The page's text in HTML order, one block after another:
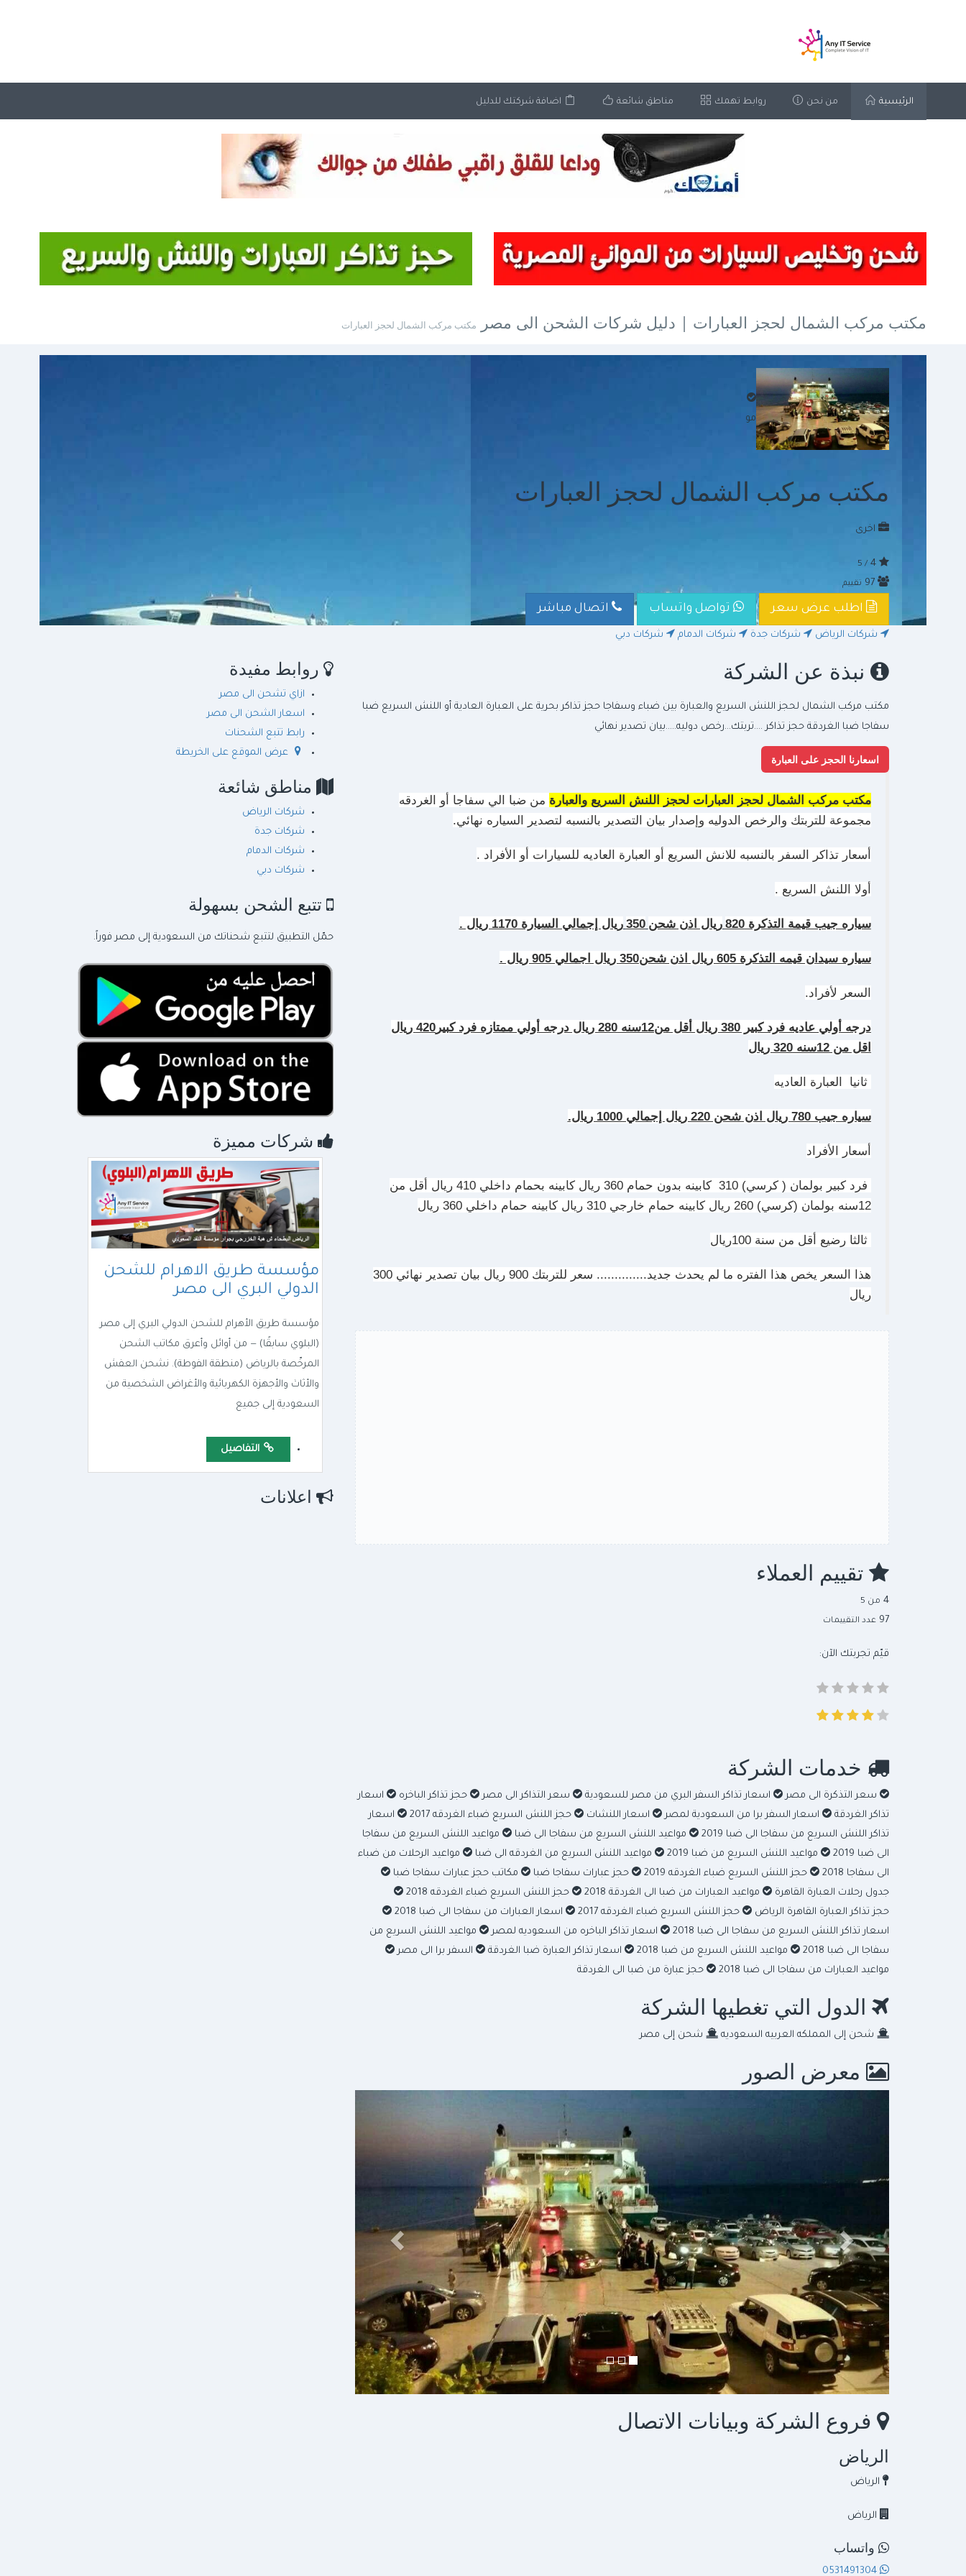
الرئيسية من نحن روابط تهمك مناطق شائعة اضافة شركتك للدليل
مكتب مركب الشمال لحجز العبارات | دليل شركات الشحن الى مصر مكتب مركب الشمال لحجز العبارات
موثق
مكتب مركب الشمال لحجز العبارات
اخرى
4
/ 5
97 تقييم
اطلب عرض سعر تواصل واتساب اتصال مباشر
شركات الرياض شركات جدة شركات الدمام شركات دبي
نبذة عن الشركة
مكتب مركب الشمال لحجز اللنش السريع والعبارة بين ضباء وسفاجا حجز تذاكر بحرية على العبارة العادية أو اللنش السريع ضبا
سفاجا ضبا الغردقة حجز تذاكر ....تربتك...رخص دوليه.....بيان تصدير نهائي
اسعارنا الحجز على العبارة
مكتب مركب الشمال لحجز العبارات لحجز اللنش السريع والعبارة من ضبا الي سفاجا أو الغردقه
مجموعة للتربتك والرخص الدوليه وإصدار بيان التصدير بالنسبه لتصدير السياره نهائي.
أسعار تذاكر السفر بالنسبه للانش السريع أو العبارة العاديه للسيارات أو الأفراد .
أولا اللنش السريع .
سياره جيب قيمة التذكرة 820 ريال اذن شحن 350 ريال إجمالي السيارة 1170 ريال .
سياره سيدان قيمه التذكرة 605 ريال ا ذن شحن350 ريال اجمالي 905 ريال .
السعر لأفراد.
درجه أولي عاديه فرد كبير 380 ريال أقل من12سنه 280 ريال درجه أولي ممتازه فرد كبير420 ريال
اقل من 12سنه 320 ريال
ثانيا العبارة العاديه
سياره جيب 780 ريال اذن شحن 220 ريال إجمالي 1000 ريال.
أسعار الأفراد
فرد كبير بولمان ( كرسي) 310 كابينه بدون حمام 360 ريال كابينه بحمام داخلي 410 ريال أقل من
12سنه بولمان (كرسي) 260 ريال كابينه حمام خارجي 310 ريال كابينه حمام داخلي 360 ريال
ثالثا رضيع أقل من سنة 100ريال
هذا السعر يخص هذا الفتره ما لم يحدث جديد.............. سعر للتربتك 900 ريال بيان تصدير نهائي 300
ريال
تقييم العملاء
4 من 5
97 عدد التقييمات
قيّم تجربتك الآن:
خدمات الشركة
سعر التذكرة الى مصر اسعار تذاكر السفر البري من مصر للسعودية سعر التذاكر الى مصر حجز تذاكر الباخره
اسعار
تذاكر الغردقة
اسعار السفر برا من السعودية لمصر اسعار اللنشات حجز اللنش السريع ضباء الغردقه 2017
اسعار
تذاكر اللنش السريع من سفاجا الى ضبا 2019
مواعيد اللنش السريع من سفاجا الى ضبا
مواعيد اللنش السريع من سفاجا
الى ضبا 2019
مواعيد اللنش السريع من ضبا 2019 مواعيد اللنش السريع من الغردقه الى ضبا
مواعيد الرحلات من ضباء
الى سفاجا 2018
حجز اللنش السريع ضباء الغردقه 2019 حجز عبارات سفاجا ضبا
مكاتب حجز عبارات سفاجا ضبا
جدول رحلات العبارة القاهرة
مواعيد العبارات من ضبا الى الغردقة 2018
حجز اللنش السريع ضباء الغردقه 2018
حجز تذاكر العبارة القاهرة الرياض
حجز اللنش السريع ضباء الغردقه 2017
اسعار العبارات من سفاجا الى ضبا 2018
اسعار تذاكر اللنش السريع من سفاجا الى ضبا 2018
اسعار تذاكر الباخره من السعوديه لمصر
مواعيد اللنش السريع من
سفاجا الى ضبا 2018
مواعيد اللنش السريع من ضبا 2018 اسعار تذاكر العبارة ضبا الغردقة
السفر برا الى مصر
مواعيد العبارات من سفاجا الى ضبا 2018
حجز عبارة من ضبا الى الغردقة
الدول التي تغطيها الشركة
شحن إلى المملكه العربيه السعوديه شحن إلى مصر
معرض الصور
العبارة السريعة
فروع الشركة وبيانات الاتصال
الرياض
الرياض
روابط مفيدة
ازاي تشحن الى مصر
اسعار الشحن الى مصر
رابط تتبع الشحنات
عرض الموقع على الخريطة
مناطق شائعة
شركات الرياض
شركات جدة
شركات الدمام
شركات دبي
تتبع الشحن بسهولة
حمّل التطبيق لتتبع شحناتك من السعودية إلى مصر فوراً.
شركات مميزة
مؤسسة طريق الاهرام للشحن
الدولي البري الى مصر
مؤسسة طريق الأهرام للشحن الدولي البري إلى مصر
(البلوي سابقًا) — من أوائل وأعرق مكاتب الشحن
المرخّصة بالرياض (منطقة الفوطة). نشحن العفش
والأثاث والأجهزة الكهربائية والأغراض الشخصية من
السعودية إلى جميع
التفاصيل
اعلانات